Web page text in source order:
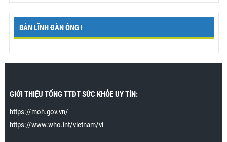
thể dục nhiều hơn. Rất cảm ơn chương trình.”
xuất tinh sớm. Tới sau khi tham gia chương trình tôi
có thể cải thiện hoàn toàn. Tập theo hướng dẫn, tôi
đã có thể lên đỉnh nhiều lần mà không xuất tinh. Vợ
BẢN LĨNH ĐÀN ÔNG !
GIỚI THIỆU TỔNG TTĐT SỨC KHỎE UY TÍN:
https://moh.gov.vn/
https://www.who.int/vietnam/vi